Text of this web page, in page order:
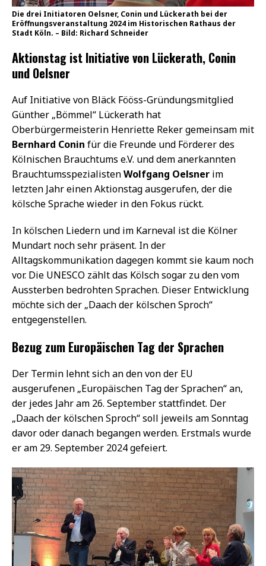
Die drei Initiatoren Oelsner, Conin und Lückerath bei der
Eröffnungsveranstaltung 2024 im Historischen Rathaus der
Stadt Köln. – Bild: Richard Schneider
Aktionstag ist Initiative von Lückerath, Conin
und Oelsner
Auf Initiative von Bläck Fööss-Gründungsmitglied
Günther „Bömmel“ Lückerath hat
Oberbürgermeisterin Henriette Reker gemeinsam mit
Bernhard Conin für die Freunde und Förderer des
Kölnischen Brauchtums e.V. und dem anerkannten
BrauchtumsspezialistenWolfgang Oelsner im
letzten Jahr einen Aktionstag ausgerufen, der die
kölsche Sprache wieder in den Fokus rückt.
In kölschen Liedern und im Karneval ist die Kölner
Mundart noch sehr präsent. In der
Alltagskommunikation dagegen kommt sie kaum noch
vor. Die UNESCO zählt das Kölsch sogar zu den vom
Aussterben bedrohten Sprachen. Dieser Entwicklung
möchte sich der „Daach der kölschen Sproch“
entgegenstellen.
Bezug zum Europäischen Tag der Sprachen
Der Termin lehnt sich an den von der EU
ausgerufenen „Europäischen Tag der Sprachen“ an,
der jedes Jahr am 26. September stattfindet. Der
„Daach der kölschen Sproch“ soll jeweils am Sonntag
davor oder danach begangen werden. Erstmals wurde
er am 29. September 2024 gefeiert.